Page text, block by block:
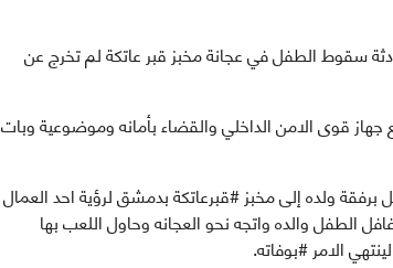
سقوط الطفل في عجانة مخبز قبر عاتكة لم تخرج عن
جهاز قوى الامن الداخلي والقضاء بأمانه وموضوعية وبات
ولده إلى مخبز #قبرعاتكة بدمشق لرؤية احد العمال
الطفل والده واتجه نحو العجانه وحاول اللعب بها
الامر #بوفاته.